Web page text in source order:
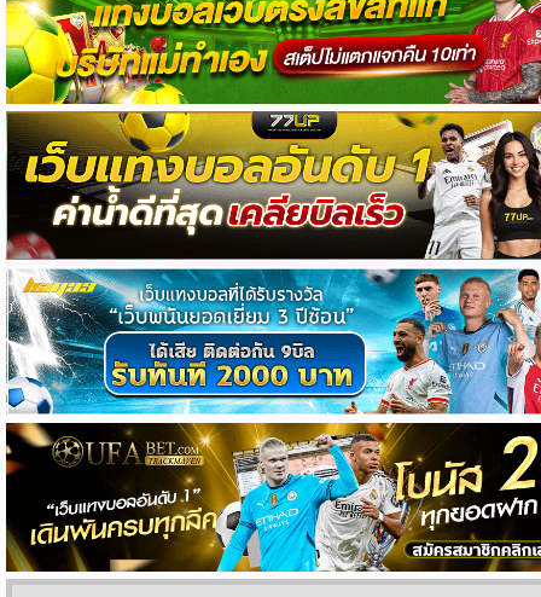
วิเคราะห์
บอล
วิเคราะห์
NFL
วิเคราะห์
NBA
ทีเด็ด
บอล
แกล
ล
งาม
ผล